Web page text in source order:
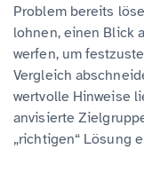
Problem bereits
lohnen, einen Blick
werfen, um
Vergleich
wertvolle Hinweise
anvisierte
„richtigen“ Lösung